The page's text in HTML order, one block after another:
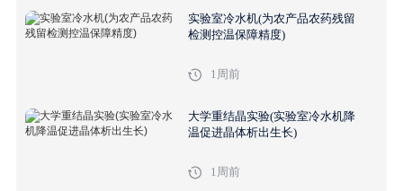
实验室冷水机(为农产品农药残留
检测控温保障精度)
1周前
大学重结晶实验(实验室冷水机降
温促进晶体析出生长)
1周前